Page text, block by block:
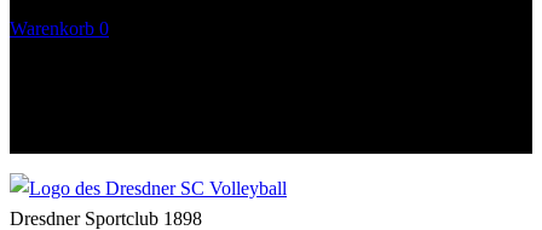
Warenkorb 0
Dresdner Sportclub 1898